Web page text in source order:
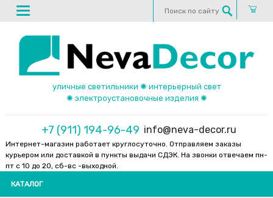
уличные светильники ✺ интерьерный свет
✺ электроустановочные изделия ✺
+7 (911) 194-96-49 info@neva-decor.ru
Интернет-магазин работает круглосуточно. Отправляем заказы
курьером или доставкой в пункты выдачи СДЭК. На звонки отвечаем пн-
пт с 10 до 20, сб-вс -выходной.
КАТАЛОГ